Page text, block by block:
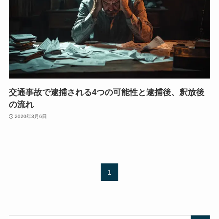
交通事故で逮捕される4つの可能性と逮捕後、釈放後
の流れ
2020年3月6日
1